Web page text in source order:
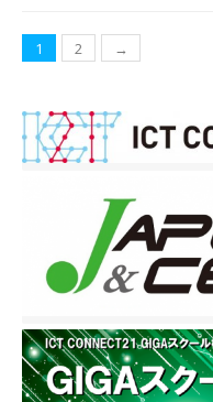
投
ナ
ビ
ゲ
ョ
1 2 →